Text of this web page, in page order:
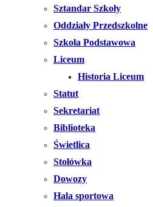
Sztandar Szkoły
Oddziały Przedszkolne
Szkoła Podstawowa
Liceum
Historia Liceum
Statut
Sekretariat
Biblioteka
Świetlica
Stołówka
Dowozy
Hala sportowa